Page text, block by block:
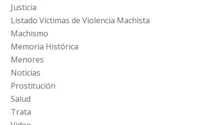
Justicia
Listado Víctimas de Violencia Machista
Machismo
Memoria Histórica
Menores
Noticias
Prostitución
Salud
Trata